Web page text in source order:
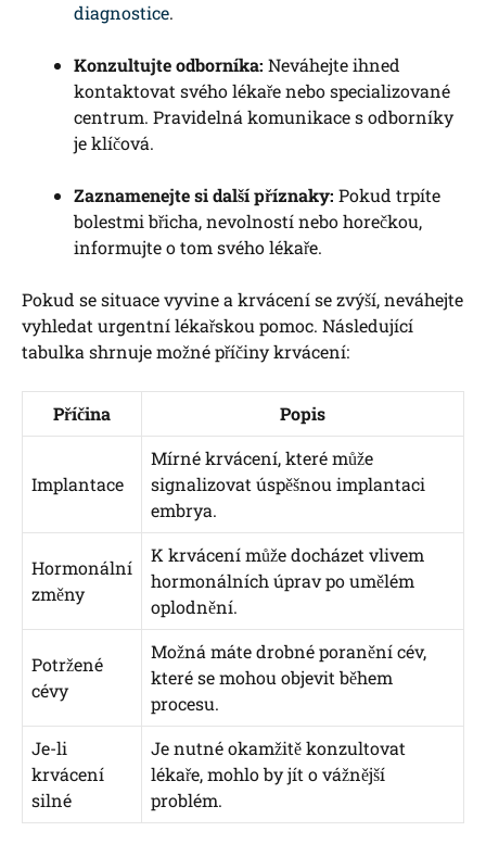
diagnostice.
Konzultujte odborníka: Neváhejte ihned
kontaktovat svého lékaře nebo specializované
centrum. Pravidelná komunikace s odborníky
je klíčová.
Zaznamenejte si další příznaky: Pokud trpíte
bolestmi břicha, nevolností nebo horečkou,
informujte o tom svého lékaře.
Pokud se situace vyvine a krvácení se zvýší, neváhejte
vyhledat urgentní lékařskou pomoc. Následující
tabulka shrnuje možné příčiny krvácení:
Příčina Popis
Implantace
Mírné krvácení, které může
signalizovat úspěšnou implantaci
embrya.
Hormonální
změny
K krvácení může docházet vlivem
hormonálních úprav po umělém
oplodnění.
Potržené
cévy
Možná máte drobné poranění cév,
které se mohou objevit během
procesu.
Je-li
krvácení
silné
Je nutné okamžitě konzultovat
lékaře, mohlo by jít o vážnější
problém.